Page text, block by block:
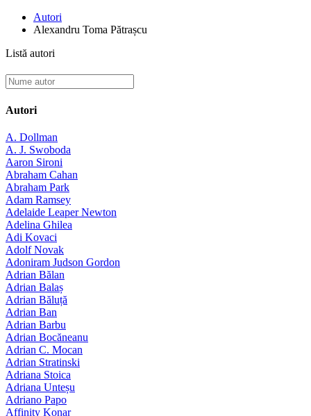
Autori
Alexandru Toma Pătrașcu
Listă autori
Autori
A. Dollman
A. J. Swoboda
Aaron Sironi
Abraham Cahan
Abraham Park
Adam Ramsey
Adelaide Leaper Newton
Adelina Ghilea
Adi Kovaci
Adolf Novak
Adoniram Judson Gordon
Adrian Bălan
Adrian Balaș
Adrian Băluță
Adrian Ban
Adrian Barbu
Adrian Bocăneanu
Adrian C. Mocan
Adrian Stratinski
Adriana Stoica
Adriana Unteșu
Adriano Papo
Affinity Konar